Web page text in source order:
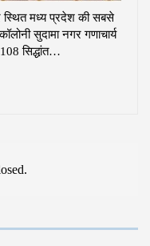
स्थित मध्य प्रदेश की सबसे
सुदामा नगर गणाचार्य
सिद्धांत…